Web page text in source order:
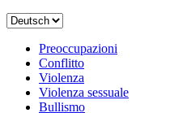
Scegli
lingua
Preoccupazioni
Conflitto
Violenza
Violenza sessuale
Bullismo